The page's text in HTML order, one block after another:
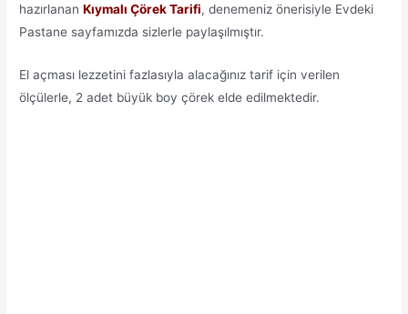
hazırlananKıymalı Çörek Tarifi, denemeniz önerisiyle Evdeki
Pastane sayfamızda sizlerle paylaşılmıştır.
El açması lezzetini fazlasıyla alacağınız tarif için verilen
ölçülerle, 2 adet büyük boy çörek elde edilmektedir.